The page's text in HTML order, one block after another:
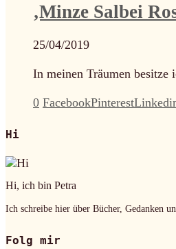
‚Minze Salbei
25/04/2019
In meinen Träumen besitze
0 FacebookPinterest
Hi
Hi, ich bin Petra
Ich schreibe hier über Bücher, Gedanken
Folg mir